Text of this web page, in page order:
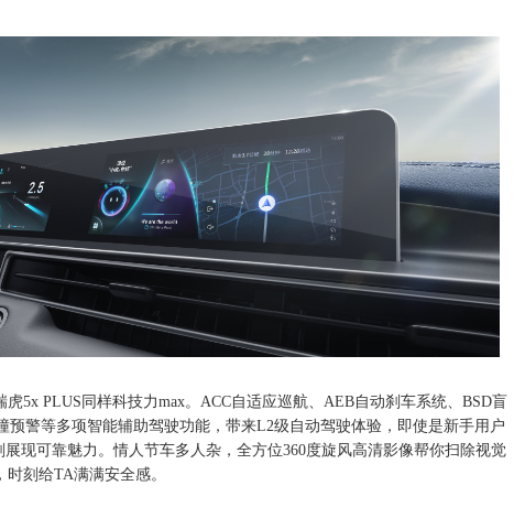
虎5x PLUS同样科技力max。ACC自适应巡航、AEB自动刹车系统、BSD盲
预警等多项智能辅助驾驶功能，带来L2级自动驾驶体验，即使是新手用户
展现可靠魅力。情人节车多人杂，全方位360度旋风高清影像帮你扫除视觉
刻给TA满满安全感。